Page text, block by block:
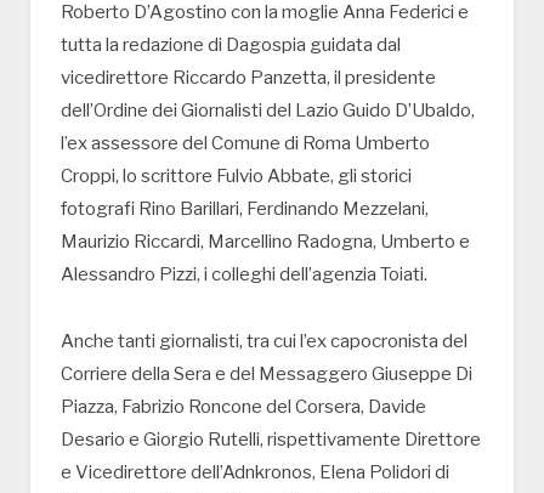
Roberto D’Agostino con la moglie Anna Federici e
tutta la redazione di Dagospia guidata dal
vicedirettore Riccardo Panzetta, il presidente
dell’Ordine dei Giornalisti del Lazio Guido D’Ubaldo,
l’ex assessore del Comune di Roma Umberto
Croppi, lo scrittore Fulvio Abbate, gli storici
fotografi Rino Barillari, Ferdinando Mezzelani,
Maurizio Riccardi, Marcellino Radogna, Umberto e
Alessandro Pizzi, i colleghi dell’agenzia Toiati.
Anche tanti giornalisti, tra cui l’ex capocronista del
Corriere della Sera e del Messaggero Giuseppe Di
Piazza, Fabrizio Roncone del Corsera, Davide
Desario e Giorgio Rutelli, rispettivamente Direttore
e Vicedirettore dell’Adnkronos, Elena Polidori di